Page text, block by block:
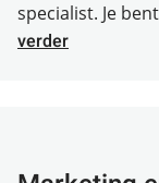
specialist. Je
verder